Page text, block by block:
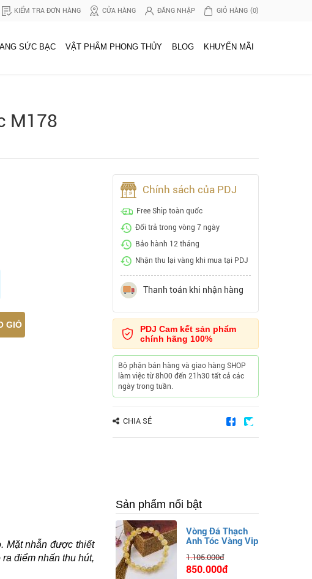
KIỂM TRA ĐƠN HÀNG CỬA HÀNG ĐĂNG NHẬP GIỎ HÀNG (0)
SỨC BẠC VẬT PHẨM PHONG THỦY BLOG KHUYẾN MÃI
M178
GIỎ
Chính sách của PDJ
Free Ship toàn quốc
Đổi trả trong vòng 7 ngày
Bảo hành 12 tháng
Nhận thu lại vàng khi mua tại PDJ
Thanh toán khi nhận hàng
PDJ Cam kết sản phẩm
chính hãng 100%
Bộ phận bán hàng và giao hàng SHOP
làm việc từ 8h00 đến 21h30 tất cả các
ngày trong tuần.
CHIA SẺ
Mặt nhẫn được thiết
điểm nhấn thu hút,
Sản phẩm nổi bật
Vòng Đá Thạch
Anh Tóc Vàng Vip
1.105.000đ
850.000đ